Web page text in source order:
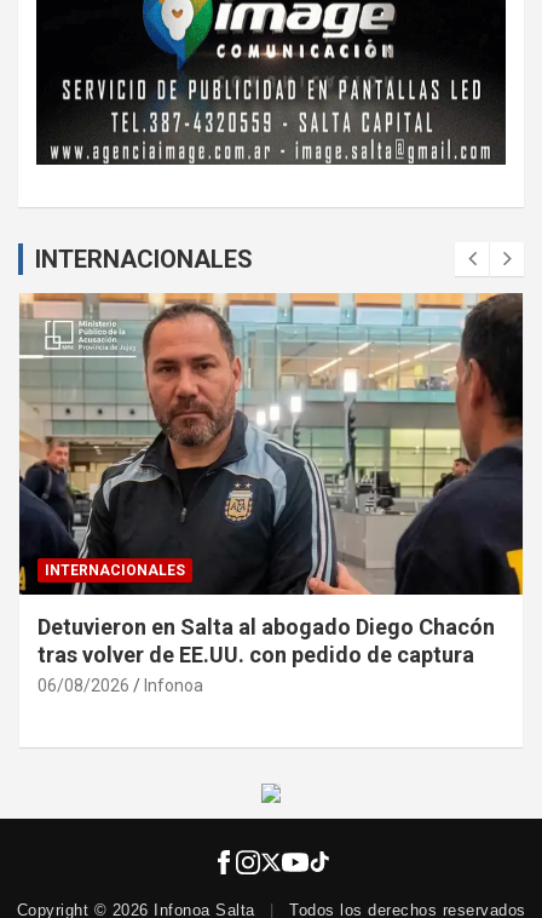
INTERNACIONALES
INTERNACIONALES
España se prepara para el eclipse solar total
del 12 de agosto
05/08/2026 Infonoa
Copyright © 2026 Infonoa Salta Todos los derechos reservados